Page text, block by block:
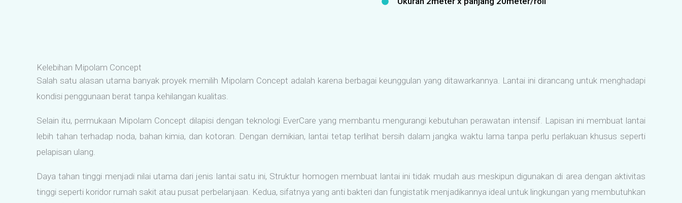
Kelebihan Mipolam Concept
Salah satu alasan utama banyak proyek memilih Mipolam Concept adalah karena berbagai keunggulan yang ditawarkannya. Lantai ini dirancang untuk menghadapi
kondisi penggunaan berat tanpa kehilangan kualitas.
Selain itu, permukaan Mipolam Concept dilapisi dengan teknologi EverCare yang membantu mengurangi kebutuhan perawatan intensif. Lapisan ini membuat lantai
lebih tahan terhadap noda, bahan kimia, dan kotoran. Dengan demikian, lantai tetap terlihat bersih dalam jangka waktu lama tanpa perlu perlakuan khusus seperti
pelapisan ulang.
Daya tahan tinggi menjadi nilai utama dari jenis lantai satu ini, Struktur homogen membuat lantai ini tidak mudah aus meskipun digunakan di area dengan aktivitas
tinggi seperti koridor rumah sakit atau pusat perbelanjaan. Kedua, sifatnya yang anti bakteri dan fungistatik menjadikannya ideal untuk lingkungan yang membutuhkan